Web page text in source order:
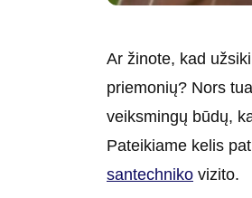
Ar žinote, kad
priemonių? Nors
veiksmingų būdų,
Pateikiame kelis
santechniko vizito.